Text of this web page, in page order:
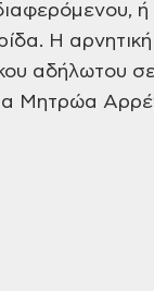
Η
αδήλωτου
Μητρώα